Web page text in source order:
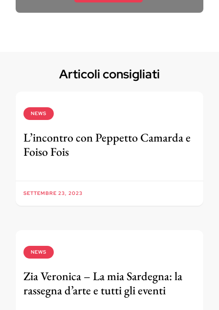
Articoli consigliati
NEWS
L’incontro con Peppetto Camarda e
Foiso Fois
SETTEMBRE 23, 2023
NEWS
Zia Veronica – La mia Sardegna: la
rassegna d’arte e tutti gli eventi